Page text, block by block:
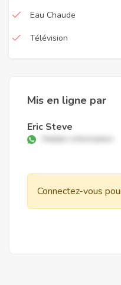
Eau Chaude
Télévision
Mis en ligne par
Eric Steve
Connectez-vous